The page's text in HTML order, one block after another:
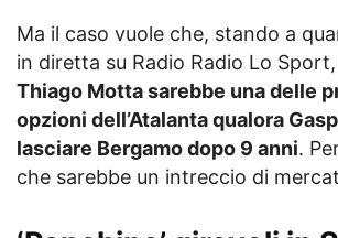
Ma il caso vuole che, stando a
in diretta su Radio Radio Lo
Thiago Motta sarebbe una delle
opzioni dell’Atalanta qualora
lasciare Bergamo dopo 9 anni.
che sarebbe un intreccio di